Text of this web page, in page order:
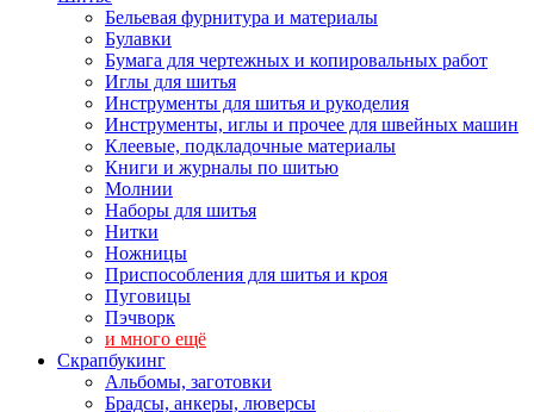
Бельевая фурнитура и материалы
Булавки
Бумага для чертежных и копировальных работ
Иглы для шитья
Инструменты для шитья и рукоделия
Инструменты, иглы и прочее для швейных машин
Клеевые, подкладочные материалы
Книги и журналы по шитью
Молнии
Наборы для шитья
Нитки
Ножницы
Приспособления для шитья и кроя
Пуговицы
Пэчворк
и много ещё
Скрапбукинг
Альбомы, заготовки
Брадсы, анкеры, люверсы